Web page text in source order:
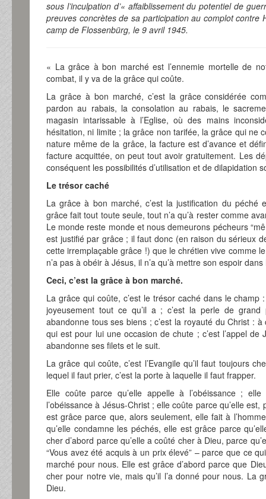
sous l’inculpation d’« affaiblissement du potentiel de
preuves concrètes de sa participation au complot
camp de Flossenbürg, le 9 avril 1945.
« La grâce à bon marché est l’ennemie mortelle de
combat, il y va de la grâce qui coûte.
La grâce à bon marché, c’est la grâce considérée
pardon au rabais, la consolation au rabais, le
magasin intarissable à l’Eglise, où des mains
hésitation, ni limite ; la grâce non tarifée, la grâce qui ne
nature même de la grâce, la facture est d’avance et
facture acquittée, on peut tout avoir gratuitement. Les
conséquent les possibilités d’utilisation et de dilapidation
Le trésor caché
La grâce à bon marché, c’est la justification du péché
grâce fait tout toute seule, tout n’a qu’à rester comme
Le monde reste monde et nous demeurons pécheurs
est justifié par grâce ; il faut donc (en raison du sérieux
cette irremplaçable grâce !) que le chrétien vive comme
n’a pas à obéir à Jésus, il n’a qu’à mettre son espoir
Ceci, c’est la grâce à bon marché.
La grâce qui coûte, c’est le trésor caché dans le champ
joyeusement tout ce qu’il a ; c’est la perle de grand
abandonne tous ses biens ; c’est la royauté du Christ : à
qui est pour lui une occasion de chute ; c’est l’appel de
abandonne ses filets et le suit.
La grâce qui coûte, c’est l’Evangile qu’il faut toujours
lequel il faut prier, c’est la porte à laquelle il faut frapper.
Elle coûte parce qu’elle appelle à l’obéissance ;
l’obéissance à Jésus-Christ ; elle coûte parce qu’elle
est grâce parce que, alors seulement, elle fait à
qu’elle condamne les péchés, elle est grâce parce
cher d’abord parce qu’elle a coûté cher à Dieu, parce
“Vous avez été acquis à un prix élevé” – parce que ce
marché pour nous. Elle est grâce d’abord parce que
cher pour notre vie, mais qu’il l’a donné pour nous. La
Dieu.